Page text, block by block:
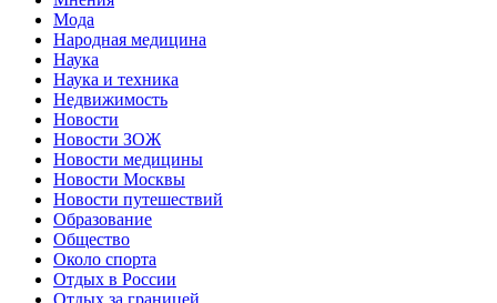
Мода
Народная медицина
Наука
Наука и техника
Недвижимость
Новости
Новости ЗОЖ
Новости медицины
Новости Москвы
Новости путешествий
Образование
Общество
Около спорта
Отдых в России
Отдых за границей